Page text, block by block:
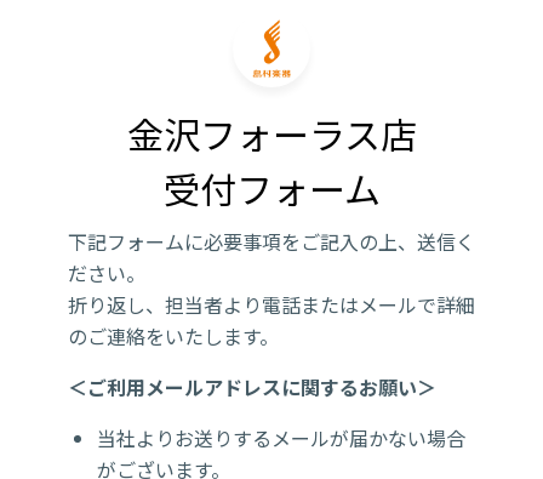
金沢フォーラス店
受付フォーム
下記フォームに必要事項をご記入の上、送信く
ださい。
折り返し、担当者より電話またはメールで詳細
のご連絡をいたします。
＜ご利用メールアドレスに関するお願い＞
当社よりお送りするメールが届かない場合
がございます。